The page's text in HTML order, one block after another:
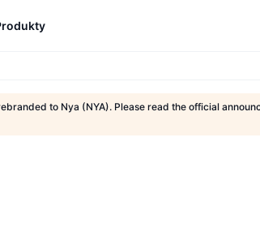
to Nya (NYA). Please read the official